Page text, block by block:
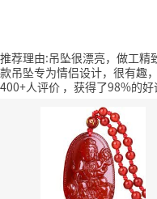
推荐理由:吊坠很漂亮，做工精
款吊坠专为情侣设计，很有趣
400+人评价 ，获得了98%的好